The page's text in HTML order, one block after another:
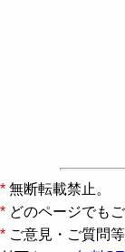
* 無断転載禁止。
* どのページでも
* ご意見・ご質問